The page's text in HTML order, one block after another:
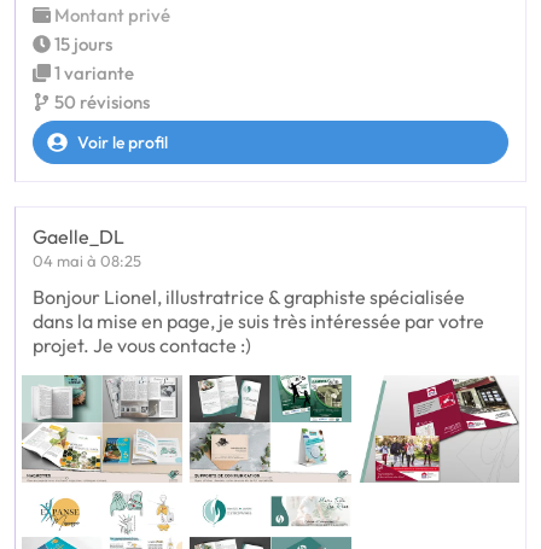
Montant privé
15 jours
1 variante
50 révisions
Voir le profil
Gaelle_DL
04 mai à 08:25
Bonjour Lionel, illustratrice & graphiste spécialisée
dans la mise en page, je suis très intéressée par votre
projet. Je vous contacte :)